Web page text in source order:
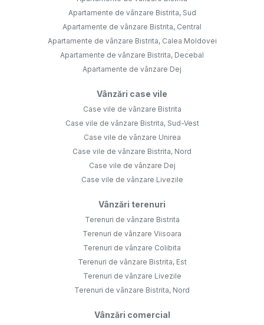
Apartamente de vânzare Bistrita, Sud
Apartamente de vânzare Bistrita, Central
Apartamente de vânzare Bistrita, Calea Moldovei
Apartamente de vânzare Bistrita, Decebal
Apartamente de vânzare Dej
Vânzări case vile
Case vile de vânzare Bistrita
Case vile de vânzare Bistrita, Sud-Vest
Case vile de vânzare Unirea
Case vile de vânzare Bistrita, Nord
Case vile de vânzare Dej
Case vile de vânzare Livezile
Vânzări terenuri
Terenuri de vânzare Bistrita
Terenuri de vânzare Viisoara
Terenuri de vânzare Colibita
Terenuri de vânzare Bistrita, Est
Terenuri de vânzare Livezile
Terenuri de vânzare Bistrita, Nord
Vânzări comercial